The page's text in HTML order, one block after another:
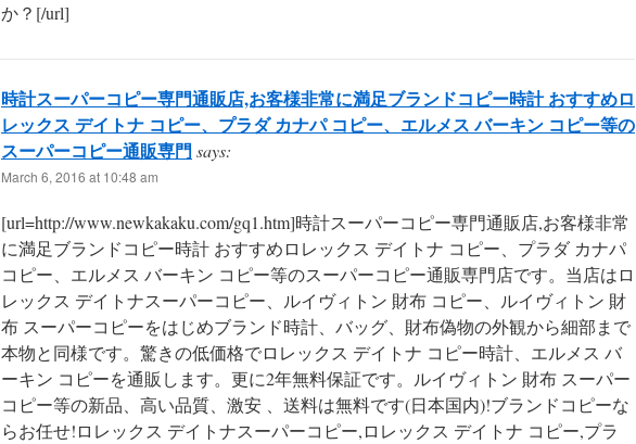
か？[/url]
時計スーパーコピー専門通販店,お客様非常に満足ブランドコピー時計 おすすめロ
レックス デイトナ コピー、プラダ カナパ コピー、エルメス バーキン コピー等の
スーパーコピー通販専門 says:
March 6, 2016 at 10:48 am
[url=http://www.newkakaku.com/gq1.htm]時計スーパーコピー専門通販店,お客様非常
に満足ブランドコピー時計 おすすめロレックス デイトナ コピー、プラダ カナパ
コピー、エルメス バーキン コピー等のスーパーコピー通販専門店です。当店はロ
レックス デイトナスーパーコピー、ルイヴィトン 財布 コピー、ルイヴィトン 財
布 スーパーコピーをはじめブランド時計、バッグ、財布偽物の外観から細部まで
本物と同様です。驚きの低価格でロレックス デイトナ コピー時計、エルメス バ
ーキン コピーを通販します。更に2年無料保証です。ルイヴィトン 財布 スーパー
コピー等の新品、高い品質、激安 、送料は無料です(日本国内)!ブランドコピーな
らお任せ!ロレックス デイトナスーパーコピー,ロレックス デイトナ コピー,プラ